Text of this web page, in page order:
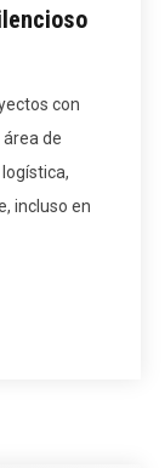
con
de
incluso en